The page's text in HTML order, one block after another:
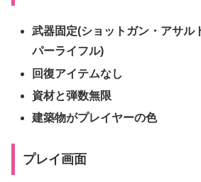
武器固定(ショットガン・アサル
パーライフル)
回復アイテムなし
資材と弾数無限
建築物がプレイヤーの色
プレイ画面